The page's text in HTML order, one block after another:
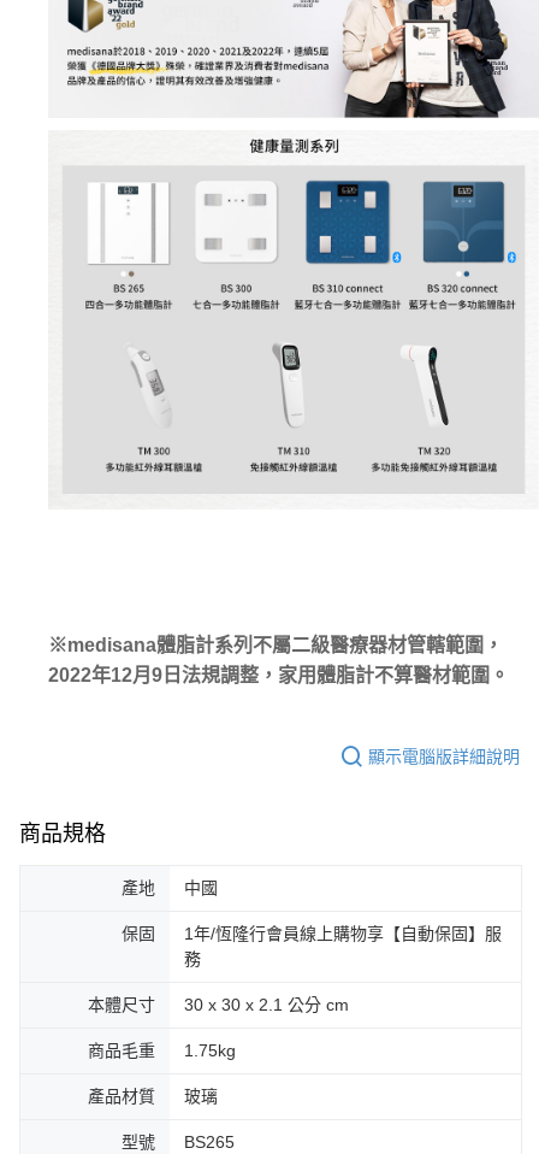
※medisana體脂計系列不屬二級醫療器材管轄範圍，
2022年12月9日法規調整，家用體脂計不算醫材範圍。
顯示電腦版詳細說明
商品規格
產地 中國
保固
1年/恆隆行會員線上購物享【自動保固】服
務
本體尺寸 30 x 30 x 2.1 公分 cm
商品毛重 1.75kg
產品材質 玻璃
型號 BS265